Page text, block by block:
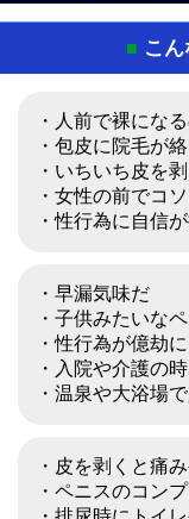
■ こ
・人前で裸にな
・包皮に院毛が
・いちいち皮を
・女性の前でコ
・性行為に自信
・早漏気味だ
・子供みたいな
・性行為が億劫
・入院や介護の
・温泉や大浴場
・皮を剥くと痛
・ペニスのコン